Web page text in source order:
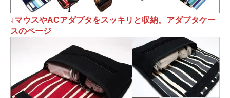
↓マウスやACアダプタをスッキリと収納。アダプタケー
スのページ